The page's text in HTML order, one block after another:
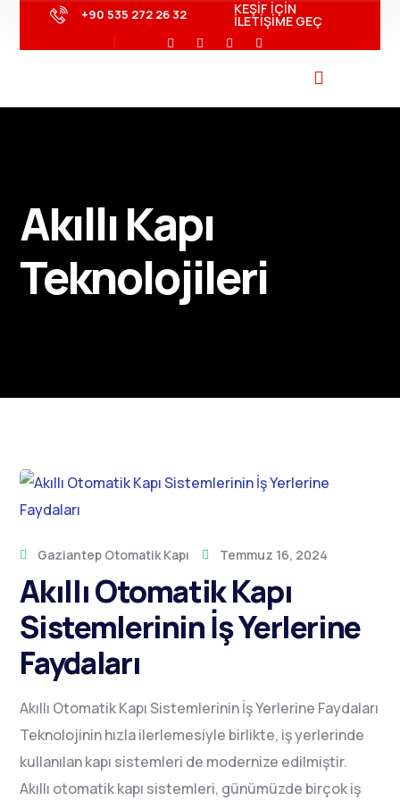
+90 535 272 26 32 KEŞİF İÇİN
İLETİŞİME GEÇ
Akıllı Kapı
Teknolojileri
Gaziantep Otomatik Kapı Temmuz 16, 2024
Akıllı Otomatik Kapı
Sistemlerinin İş Yerlerine
Faydaları
Akıllı Otomatik Kapı Sistemlerinin İş Yerlerine Faydaları
Teknolojinin hızla ilerlemesiyle birlikte, iş yerlerinde
kullanılan kapı sistemleri de modernize edilmiştir.
Akıllı otomatik kapı sistemleri, günümüzde birçok iş